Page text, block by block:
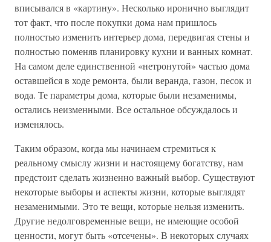
вписывался в «картину». Несколько иронично выглядит
тот факт, что после покупки дома нам пришлось
полностью изменить интерьер дома, передвигая стены и
полностью поменяв планировку кухни и ванных комнат.
На самом деле единственной «нетронутой» частью дома
оставшейся в ходе ремонта, были веранда, газон, песок и
вода. Те параметры дома, которые были незаменимы,
остались неизменными. Все остальное обсуждалось и
изменялось.
Таким образом, когда мы начинаем стремиться к
реальному смыслу жизни и настоящему богатству, нам
предстоит сделать жизненно важный выбор. Существуют
некоторые выборы и аспекты жизни, которые выглядят
незаменимыми. Это те вещи, которые нельзя изменить.
Другие недолговременные вещи, не имеющие особой
ценности, могут быть «отсечены». В некоторых случаях